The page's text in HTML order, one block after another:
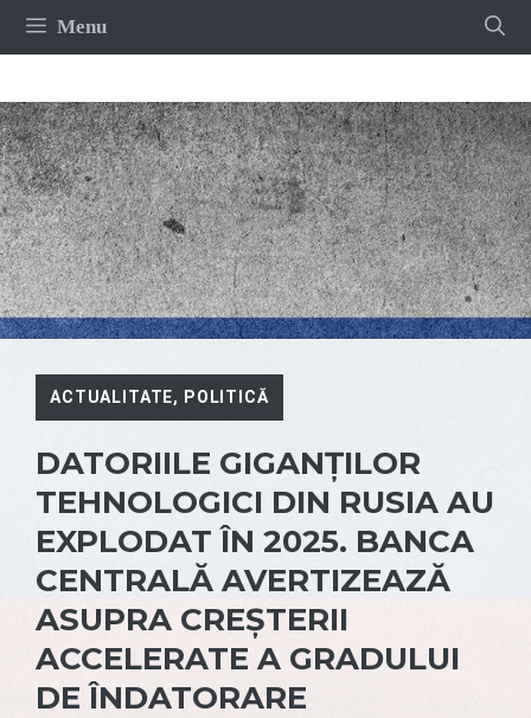
Sari
Menu
ACTUALITATE, POLITICĂ
DATORIILE GIGANȚILOR
TEHNOLOGICI DIN RUSIA AU
EXPLODAT ÎN 2025. BANCA
CENTRALĂ AVERTIZEAZĂ
ASUPRA CREȘTERII
ACCELERATE A GRADULUI
DE ÎNDATORARE